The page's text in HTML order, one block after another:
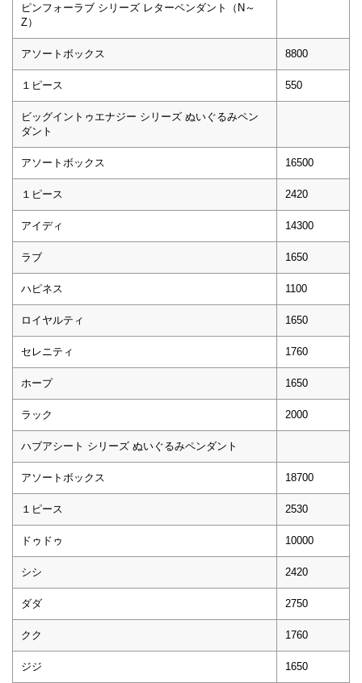
ピンフォーラブ シリーズ レターペンダント（N～
Z）
アソートボックス 8800
１ピース 550
ビッグイントゥエナジー シリーズ ぬいぐるみペン
ダント
アソートボックス 16500
１ピース 2420
アイディ 14300
ラブ 1650
ハピネス 1100
ロイヤルティ 1650
セレニティ 1760
ホープ 1650
ラック 2000
ハブアシート シリーズ ぬいぐるみペンダント
アソートボックス 18700
１ピース 2530
ドゥドゥ 10000
シシ 2420
ダダ 2750
クク 1760
ジジ 1650